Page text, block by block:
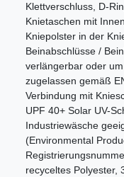
Klettverschluss, D-
Knietaschen mit
Kniepolster in der
Beinabschlüsse /
verlängerbar oder
zugelassen gemäß
Verbindung mit
UPF 40+ Solar UV-
Industriewäsche
(Environmental
recyceltes Polyester,